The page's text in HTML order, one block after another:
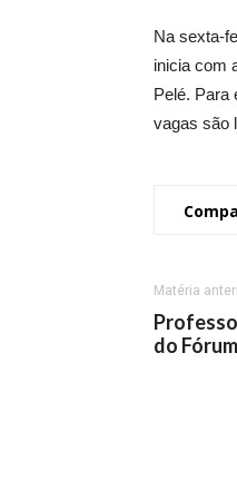
Na sexta-
inicia com
Pelé. Para
vagas são
Matéria
do